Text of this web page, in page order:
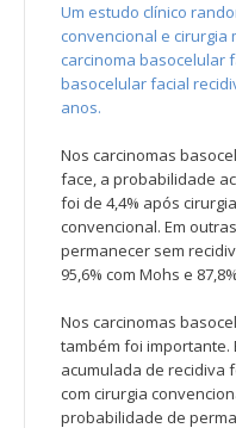
Um estudo clínico
convencional e cirurgia
carcinoma basocelular
basocelular facial
anos.
Nos carcinomas
face, a probabilidade
foi de 4,4% após
convencional. Em
permanecer sem
95,6% com Mohs e
Nos carcinomas
também foi importante.
acumulada de recidiva
com cirurgia
probabilidade de